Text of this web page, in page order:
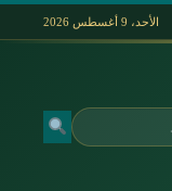
الأحد، 9 أغسطس 2026